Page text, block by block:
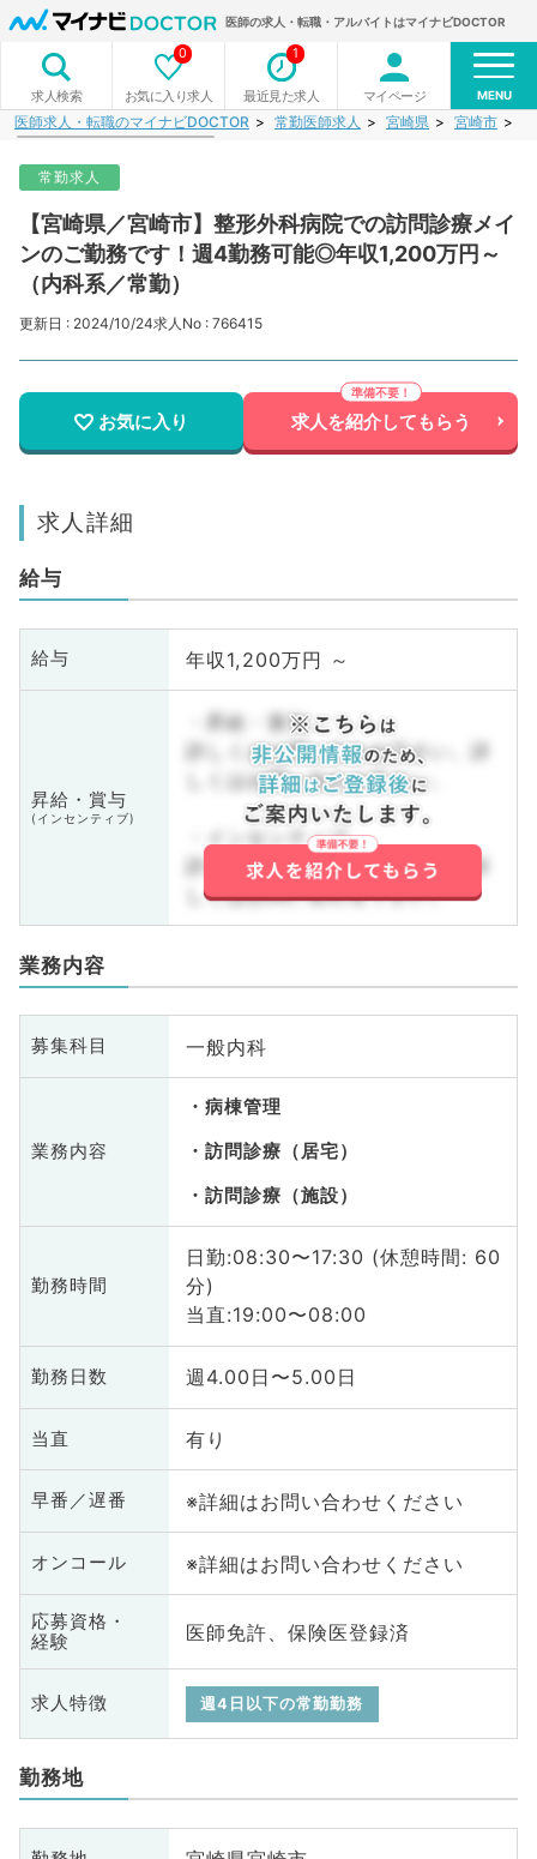
医師の求人・転職・アルバイトはマイナビDOCTOR
求人検索 お気に入り求人
0
最近見た求人
1
マイページ MENU
医師求人・転職のマイナビDOCTOR 常勤医師求人 宮崎県 宮崎市
常勤求人
【宮崎県／宮崎市】整形外科病院での訪問診療メイ
ンのご勤務です！週4勤務可能◎年収1,200万円～
（内科系／常勤）
更新日 : 2024/10/24求人No : 766415
お気に入り 求人を紹介してもらう
求人詳細
給与
給与 年収1,200万円 ～
昇給・賞与
(インセンティブ)
・昇給・賞与
詳しくはお問い合わせ下さい。詳
しくはお問い合わせ下さい。
・インセンティブ
詳しくはお問い合わせ下さい。詳
しくはお問い合わせ下さい。
業務内容
募集科目 一般内科
業務内容
病棟管理
訪問診療（居宅）
訪問診療（施設）
勤務時間
日勤:08:30〜17:30 (休憩時間: 60
分)
当直:19:00〜08:00
勤務日数 週4.00日〜5.00日
当直 有り
早番／遅番 ※詳細はお問い合わせください
オンコール ※詳細はお問い合わせください
応募資格・
経験
医師免許、保険医登録済
求人特徴 週4日以下の常勤勤務
勤務地